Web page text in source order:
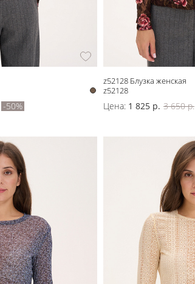
-50%
z52128 Блузка женская
z52128
Цена: 1 825 р. 3 650 р.